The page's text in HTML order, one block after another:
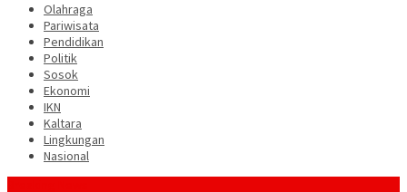
Olahraga
Pariwisata
Pendidikan
Politik
Sosok
Ekonomi
IKN
Kaltara
Lingkungan
Nasional